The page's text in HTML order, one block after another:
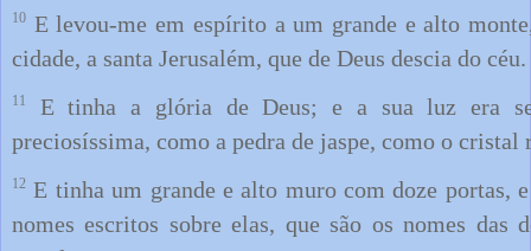
10 E levou-me em espírito a um grande e alto
cidade, a santa Jerusalém, que de Deus descia do céu.
11
E tinha a glória de Deus; e a sua luz era
preciosíssima, como a pedra de jaspe, como o cristal
12 E tinha um grande e alto muro com doze portas,
nomes escritos sobre elas, que são os nomes das